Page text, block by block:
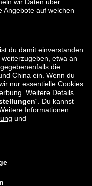
lounge.hr
lounge.ee
lounge.no